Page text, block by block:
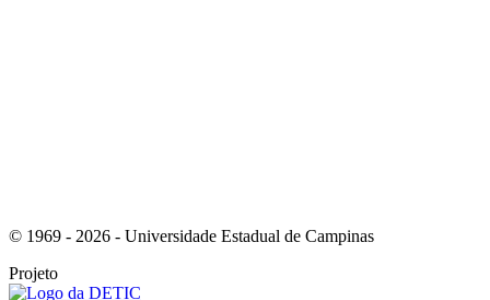
© 1969 - 2026 - Universidade Estadual de Campinas
Projeto